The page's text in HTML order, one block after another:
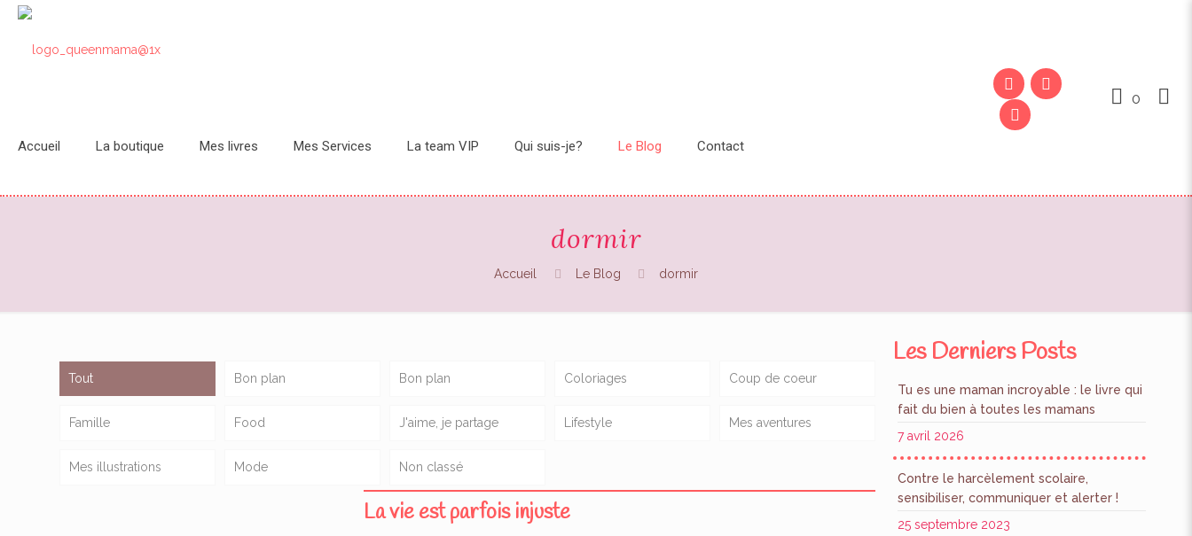
Accueil La boutique Mes livres Mes Services La team VIP Qui suis-je? Le Blog Contact
0
dormir
Accueil Le Blog dormir
Tout Bon plan Bon plan Coloriages Coup de coeur
Famille Food J'aime, je partage Lifestyle Mes aventures
Mes illustrations Mode Non classé
La vie est parfois injuste
Les Derniers Posts
Tu es une maman incroyable : le livre qui
fait du bien à toutes les mamans
7 avril 2026
Contre le harcèlement scolaire,
sensibiliser, communiquer et alerter !
25 septembre 2023